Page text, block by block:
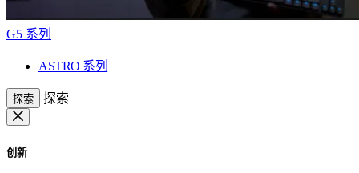
G5 系列
ASTRO 系列
探索 探索
创新